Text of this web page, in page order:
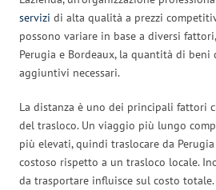
servizi di alta qualità a prezzi
possono variare in base a diversi
Perugia e Bordeaux, la quantità di beni
aggiuntivi necessari.
La distanza è uno dei principali fattori
del trasloco. Un viaggio più lungo
più elevati, quindi traslocare da
costoso rispetto a un trasloco locale.
da trasportare influisce sul costo totale.